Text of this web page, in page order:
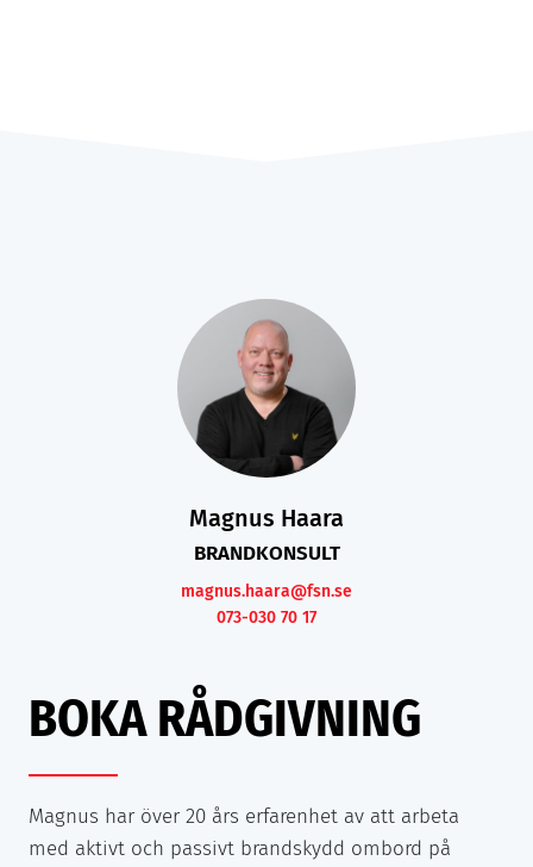
Magnus Haara
BRANDKONSULT
magnus.haara@fsn.se
073-030 70 17
BOKA RÅDGIVNING
Magnus har över 20 års erfarenhet av att arbeta
med aktivt och passivt brandskydd ombord på